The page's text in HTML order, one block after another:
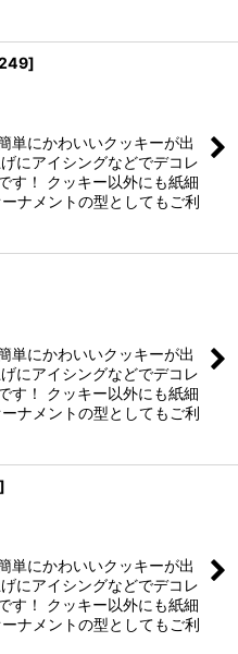
]
単にかわいいクッキーが出
にアイシングなどでデコレ
す！ クッキー以外にも紙細
ナメントの型としてもご利
単にかわいいクッキーが出
にアイシングなどでデコレ
す！ クッキー以外にも紙細
ナメントの型としてもご利
]
単にかわいいクッキーが出
にアイシングなどでデコレ
す！ クッキー以外にも紙細
ナメントの型としてもご利